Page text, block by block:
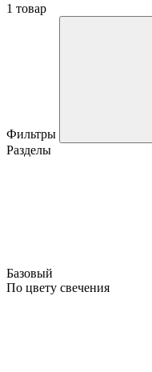
1 товар
Фильтры
Разделы
Базовый
По цвету свечения